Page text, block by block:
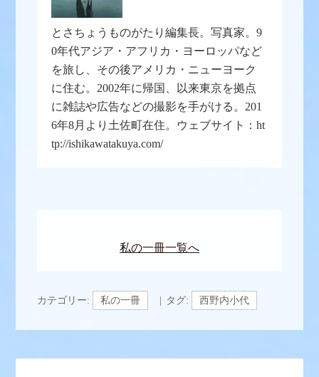
とさちょうものがたり編集長。写真家。9
0年代アジア・アフリカ・ヨーロッパなど
を旅し、その後アメリカ・ニューヨーク
に住む。2002年に帰国、以来東京を拠点
に雑誌や広告などの撮影を手がける。201
6年8月より土佐町在住。ウェブサイト：ht
tp://ishikawatakuya.com/
私の一冊一覧へ
カテゴリー: 私の一冊 タグ: 西野内小代